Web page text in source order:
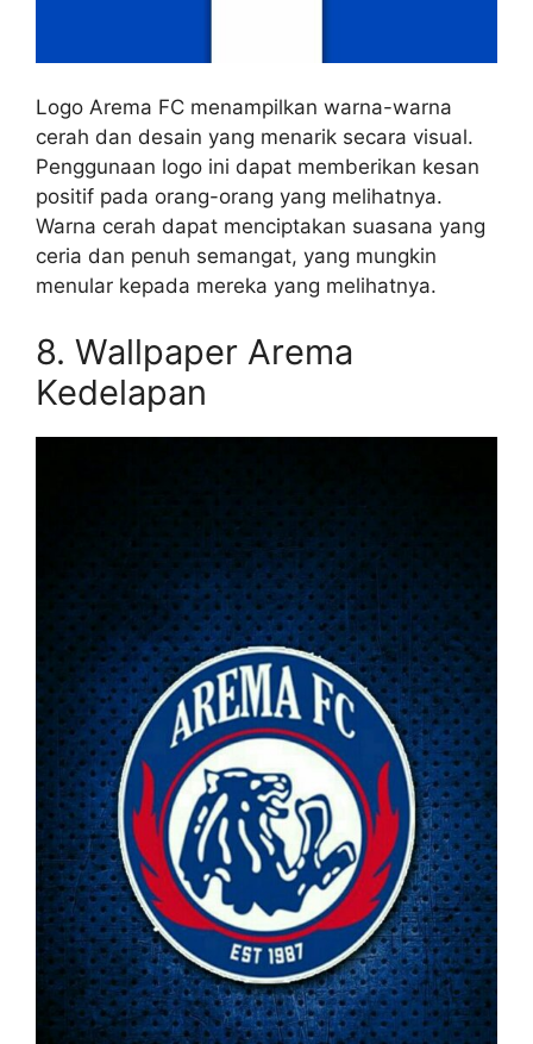
Logo Arema FC menampilkan warna-warna
cerah dan desain yang menarik secara visual.
Penggunaan logo ini dapat memberikan kesan
positif pada orang-orang yang melihatnya.
Warna cerah dapat menciptakan suasana yang
ceria dan penuh semangat, yang mungkin
menular kepada mereka yang melihatnya.
8. Wallpaper Arema
Kedelapan